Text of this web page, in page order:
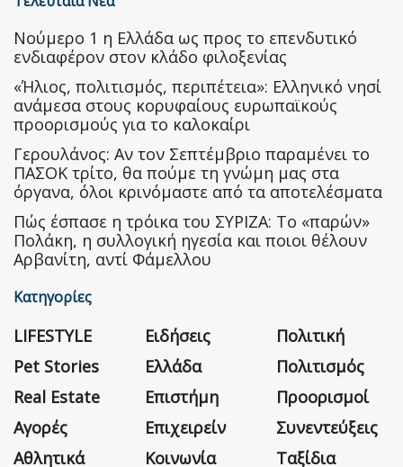
Nούμερο 1 η Ελλάδα ως προς το επενδυτικό
ενδιαφέρον στον κλάδο φιλοξενίας
«Ήλιος, πολιτισμός, περιπέτεια»: Ελληνικό νησί
ανάμεσα στους κορυφαίους ευρωπαϊκούς
προορισμούς για το καλοκαίρι
Γερουλάνος: Αν τον Σεπτέμβριο παραμένει το
ΠΑΣΟΚ τρίτο, θα πούμε τη γνώμη μας στα
όργανα, όλοι κρινόμαστε από τα αποτελέσματα
Πώς έσπασε η τρόικα του ΣΥΡΙΖΑ: Το «παρών»
Πολάκη, η συλλογική ηγεσία και ποιοι θέλουν
Αρβανίτη, αντί Φάμελλου
Κατηγορίες
LIFESTYLE
Pet Stories
Real Estate
Αγορές
Αθλητικά
Ειδήσεις
Ελλάδα
Επιστήμη
Επιχειρείν
Κοινωνία
Πολιτική
Πολιτισμός
Προορισμοί
Συνεντεύξεις
Ταξίδια